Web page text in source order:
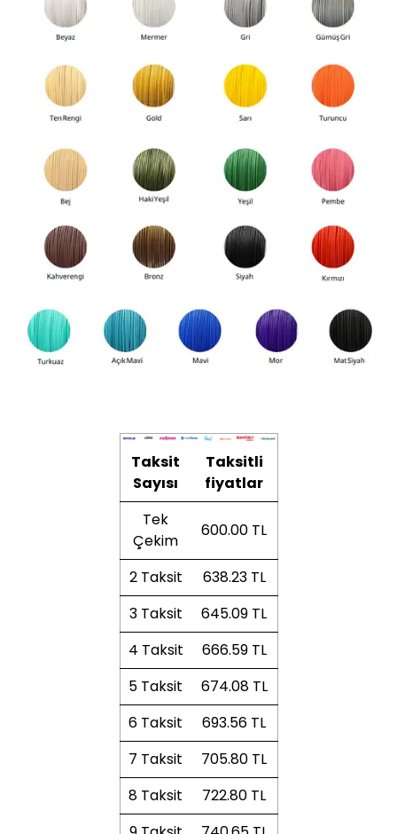
Taksit
Sayısı
Taksitli
fiyatlar
Tek
Çekim
600.00 TL
2 Taksit
638.23 TL
3 Taksit
645.09 TL
4 Taksit
666.59 TL
5 Taksit
674.08 TL
6 Taksit
693.56 TL
7 Taksit
705.80 TL
8 Taksit
722.80 TL